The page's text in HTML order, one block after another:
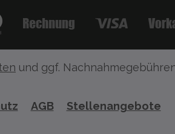
und ggf.
AGB Stellenangebote